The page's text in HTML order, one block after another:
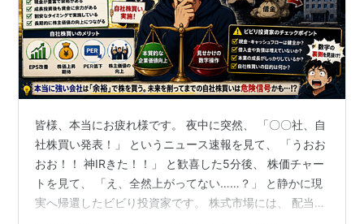
皆様、本当にお疲れ様です。 夜中に突然、 「〇〇社、自
社株買い発表！」 というニュース速報を見て、 「うおお
おお！！ 神IRきた！！」 と歓喜した5分後、 株価チャー
トを見て、 「え、全然上がってない……？」 と静かに現
実へ帰還したビビり投資家です。 株式市場には、 配当と